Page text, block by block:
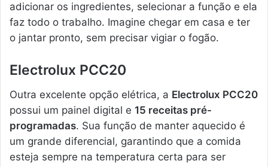
adicionar os ingredientes, selecionar a função e ela
faz todo o trabalho. Imagine chegar em casa e ter
o jantar pronto, sem precisar vigiar o fogão.
Electrolux PCC20
Outra excelente opção elétrica, a Electrolux PCC20
possui um painel digital e 15 receitas pré-
programadas. Sua função de manter aquecido é
um grande diferencial, garantindo que a comida
esteja sempre na temperatura certa para ser